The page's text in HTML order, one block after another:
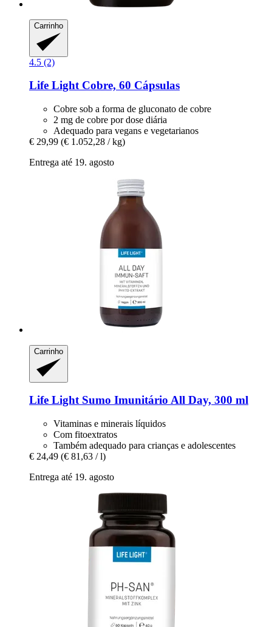
Carrinho
4.5 (2)
Life LightCobre, 60 Cápsulas
Cobre sob a forma de gluconato de cobre
2 mg de cobre por dose diária
Adequado para vegans e vegetarianos
€ 29,99 (€ 1.052,28 / kg)
Entrega até 19. agosto
Carrinho
Life LightSumo Imunitário All Day, 300 ml
Vitaminas e minerais líquidos
Com fitoextratos
Também adequado para crianças e adolescentes
€ 24,49 (€ 81,63 / l)
Entrega até 19. agosto